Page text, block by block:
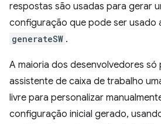
respostas são usadas para gerar
configuração que pode ser usado
generateSW .
A maioria dos desenvolvedores só
assistente de caixa de trabalho
livre para personalizar
configuração inicial gerado,